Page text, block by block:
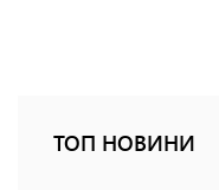
ТОП НОВИНИ